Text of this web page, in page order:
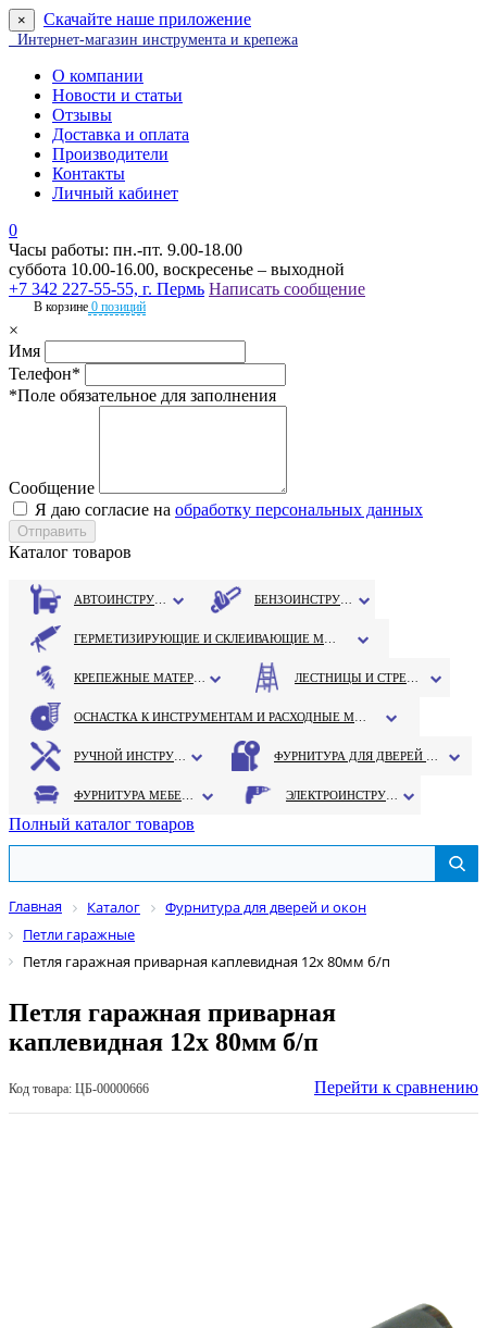
× Скачайте наше приложение
Интернет-магазин инструмента и крепежа
О компании
Новости и статьи
Отзывы
Доставка и оплата
Производители
Контакты
Личный кабинет
0
Часы работы: пн.-пт. 9.00-18.00
суббота 10.00-16.00, воскресенье – выходной
+7 342 227-55-55, г. Пермь Написать сообщение
В корзине 0 позиций
×
Имя
Телефон*
*Поле обязательное для заполнения
Сообщение
Я даю согласие на обработку персональных данных
Каталог товаров
Полный каталог товаров
Главная Каталог
Фурнитура для дверей и окон
Петли гаражные
Петля гаражная приварная каплевидная 12х 80мм б/п
Петля гаражная приварная
каплевидная 12х 80мм б/п
Код товара: ЦБ-00000666 Перейти к сравнению